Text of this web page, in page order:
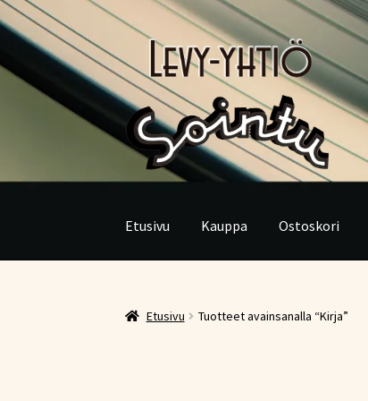
Siirry
navigointiin
Siirry
sisältöön
Etusivu Kauppa Ostoskori
Etusivu Tuotteet avainsanalla “Kirja”